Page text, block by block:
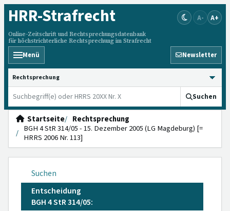
HRR-Strafrecht
Online-Zeitschrift und Rechtsprechungsdatenbank
für höchstrichterliche Rechtsprechung im Strafrecht
A- A+
Menü Newsletter
HRRS durchsuchen
Suchen
Startseite
Rechtsprechung
BGH 4 StR 314/05 - 15. Dezember 2005 (LG Magdeburg) [=
HRRS 2006 Nr. 113]
Suchen
Entscheidung
BGH 4 StR 314/05: